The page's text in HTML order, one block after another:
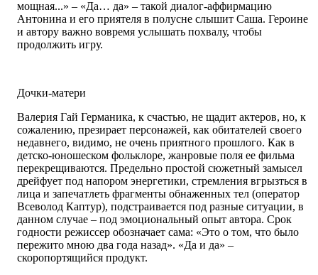
мощная...» – «Да… да» – такой диалог-аффирмацию
Антонина и его приятеля в полусне слышит Саша. Героине
и автору важно вовремя ­услышать похвалу, чтобы
продолжить игру.
Дочки-матери
Валерия Гай Германика, к счастью, не щадит актеров, но, к
сожалению, презирает персонажей, как обитателей своего
недавнего, видимо, не очень приятного прошлого. Как в
детско-юношеском фольклоре, жанровые поля ее фильма
перекрещиваются. Предельно простой сюжетный замысел
дрейфует под напором энергетики, стремления вгрызться в
лица и запечатлеть фрагменты обнаженных тел (оператор
Всеволод Каптур), подстраивается под разные ситуации, в
данном случае – под эмоциональный опыт автора. Срок
годности режиссер обозначает сама: «Это о том, что было
пережито мною два года назад». «Да и да» –
скоропортящийся продукт.